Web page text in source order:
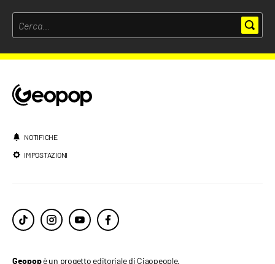
NOTIFICHE
IMPOSTAZIONI
Geopopè un progetto editoriale di Ciaopeople.